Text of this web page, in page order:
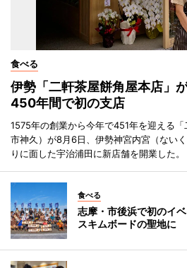
食べる
伊勢「二軒茶屋餅角屋本店」
450年間で初の支店
1575年の創業から今年で451年を迎える
市神久）が8月6日、伊勢神宮内宮（ない
りに面した宇治浦田に新店舗を開業した。
食べる
志摩・市後浜で初のイ
スキムボードの聖地に